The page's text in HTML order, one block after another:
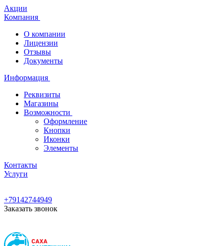
Акции
Компания
О компании
Лицензии
Отзывы
Документы
Информация
Реквизиты
Магазины
Возможности
Оформление
Кнопки
Иконки
Элементы
Контакты
Услуги
+79142744949
Заказать звонок